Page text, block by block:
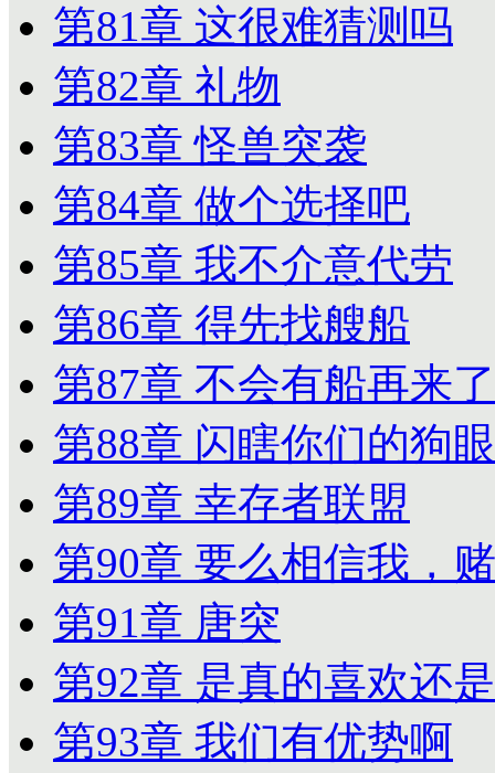
第81章 这很难猜测吗
第82章 礼物
第83章 怪兽突袭
第84章 做个选择吧
第85章 我不介意代劳
第86章 得先找艘船
第87章 不会有船再来了
第88章 闪瞎你们的狗
第89章 幸存者联盟
第90章 要么相信我，
第91章 唐突
第92章 是真的喜欢还
第93章 我们有优势啊